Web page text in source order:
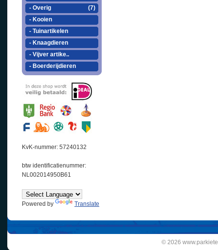
- Overig
(7)
- Kooien
- Tuinartikelen
- Knaagdieren
- Vijver artike..
- Boerderijdieren
KvK-nummer: 57240132
btw identificatienummer:
NL002014950B61
Powered by Translate
© 2026